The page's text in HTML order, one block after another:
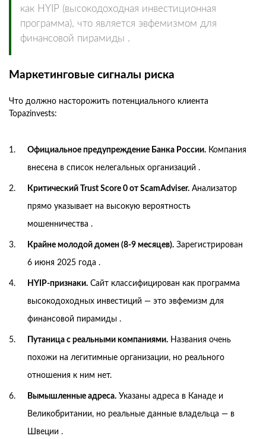
как HYIP (высокодоходная инвестиционная
программа), что является эвфемизмом для
финансовой пирамиды .
Маркетинговые сигналы риска
Что должно насторожить потенциального клиента
Topazinvests:
Официальное предупреждение Банка России. Компания
внесена в список нелегальных организаций .
Критический Trust Score 0 от ScamAdviser. Анализатор
прямо указывает на высокую вероятность
мошенничества .
Крайне молодой домен (8-9 месяцев). Зарегистрирован
6 июня 2025 года .
HYIP-признаки. Сайт классифицирован как программа
высокодоходных инвестиций — это эвфемизм для
финансовой пирамиды .
Путаница с реальными компаниями. Названия очень
похожи на легитимные организации, но реального
отношения к ним нет.
Вымышленные адреса. Указаны адреса в Канаде и
Великобритании, но реальные данные владельца — в
Швеции .